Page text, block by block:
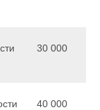
30 000
40 000